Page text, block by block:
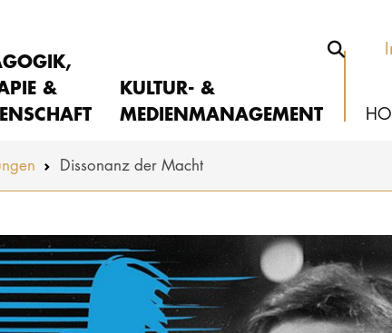
&
KULTUR- &
MEDIENMANAGEMENT
Dissonanz der Macht